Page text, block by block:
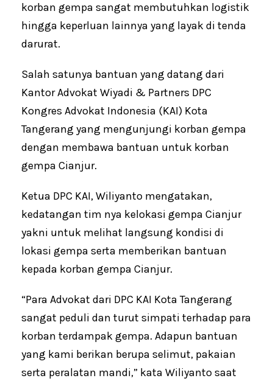
korban gempa sangat membutuhkan logistik
hingga keperluan lainnya yang layak di tenda
darurat.
Salah satunya bantuan yang datang dari
Kantor Advokat Wiyadi & Partners DPC
Kongres Advokat Indonesia (KAI) Kota
Tangerang yang mengunjungi korban gempa
dengan membawa bantuan untuk korban
gempa Cianjur.
Ketua DPC KAI, Wiliyanto mengatakan,
kedatangan tim nya kelokasi gempa Cianjur
yakni untuk melihat langsung kondisi di
lokasi gempa serta memberikan bantuan
kepada korban gempa Cianjur.
“Para Advokat dari DPC KAI Kota Tangerang
sangat peduli dan turut simpati terhadap para
korban terdampak gempa. Adapun bantuan
yang kami berikan berupa selimut, pakaian
serta peralatan mandi,” kata Wiliyanto saat